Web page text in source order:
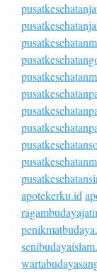
apotekerku.id